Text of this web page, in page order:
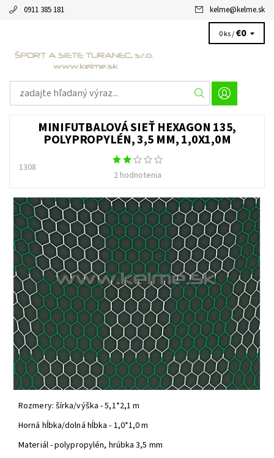
0911 385 181 kelme@kelme.sk
0 ks /€0
MINIFUTBALOVÁ SIEŤ HEXAGON 135,
POLYPROPYLÉN, 3,5 MM, 1,0X1,0M
1308
2 hodnotenia
Rozmery: šírka/výška - 5,1*2,1 m
Horná hĺbka/dolná hĺbka - 1,0*1,0 m
Materiál - polypropylén, hrúbka 3,5 mm